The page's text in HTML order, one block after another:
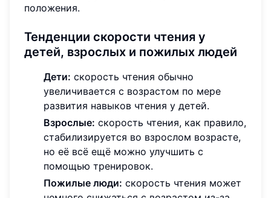
положения.
Тенденции скорости чтения у
детей, взрослых и пожилых людей
Дети: скорость чтения обычно
увеличивается с возрастом по мере
развития навыков чтения у детей.
Взрослые: скорость чтения, как правило,
стабилизируется во взрослом возрасте,
но её всё ещё можно улучшить с
помощью тренировок.
Пожилые люди: скорость чтения может